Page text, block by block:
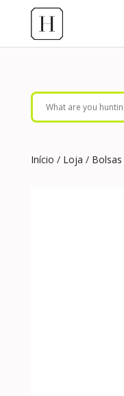
Início / Loja / Bolsas